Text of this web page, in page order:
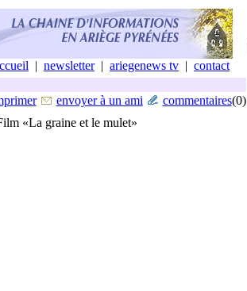
| newsletter| ariegenews tv | contact
envoyer à un ami commentaires(0)
«La graine et le mulet»